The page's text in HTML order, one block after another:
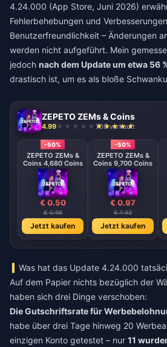
4.24.000 (App Store, Juni 2026)
Fehlerbehebungen und
Benutzerfreundlichkeit – Änderungen
werden nicht aufgeführt. Mein
jedoch nach dem Update um etwa 56
drastisch ist, um es als bloße
ZEPETO ZEMs & Coins
4.99 700 verkauft
-50%
ZEPETO ZEMs &
Coins 4,680 Coins
€ 0.50
€ 0.98
Jetzt kaufen
-50%
ZEPETO ZEMs &
Coins 9,700 Coins
€ 0.97
€ 1.93
Jetzt kaufen
Was hat das Update 4.24.000
Auf dem Papier nichts bezüglich der
haben sich drei Dinge verschoben:
Die Gutschriftsrate für
habe über drei Tage hinweg 20
einzigen Konto getestet – nur 11